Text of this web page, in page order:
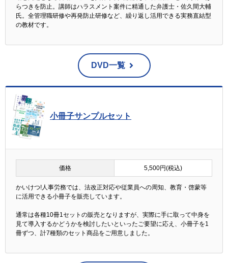
らつきを防止。講師はハラスメント案件に精通した弁護士・佐久間大輔
氏。全管理職研修や再発防止研修など、繰り返し活用できる実務直結型
の教材です。
DVD一覧
小冊子サンプルセット
価格 5,500円(税込)
かいけつ!人事労務では、法改正対応や従業員への周知、教育・啓蒙等
に活用できる小冊子を販売しています。
通常は各種10冊1セットの販売となりますが、実際に手に取って中身を
見て導入するかどうかを検討したいといったご要望に応え、小冊子を1
冊ずつ、計7種類のセット商品をご用意しました。